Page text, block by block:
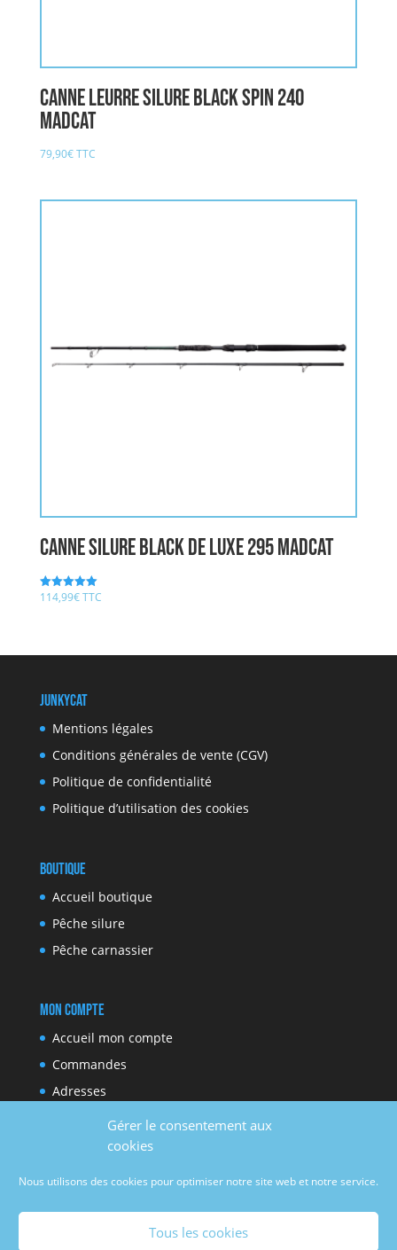
Gérer le consentement aux
cookies
Nous utilisons des cookies pour optimiser notre site web et notre service.
Tous les cookies
Canne Leurre Silure BLACK SPIN 240
MADCAT
79,90€TTC
Canne Silure BLACK DE LUXE 295 MADCAT
Note
114,99€TTC
JunkyCat
Mentions légales
Conditions générales de vente (CGV)
Politique de confidentialité
Politique d’utilisation des cookies
Boutique
Accueil boutique
Pêche silure
Pêche carnassier
Mon compte
Accueil mon compte
Commandes
Adresses
Moyens de paiement
Détails du compte
Youtube